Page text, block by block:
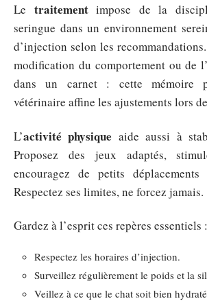
Le traitementimpose de la
seringue dans un environnement
d’injection selon les
modification du comportement ou de
dans un carnet : cette mémoire
vétérinaire affine les ajustements lors
L’activité physique aide aussi à
Proposez des jeux adaptés,
encouragez de petits
Respectez ses limites, ne forcez jamais.
Gardez à l’esprit ces repères essentiels :
Respectez les horaires d’injection.
Surveillez régulièrement le poids et la
Veillez à ce que le chat soit bien